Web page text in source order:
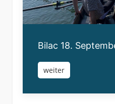
Bilac 18.
weiter